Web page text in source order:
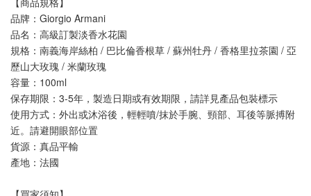
品牌：Giorgio Armani
品名：高級訂製淡香水花園
規格：南義海岸絲柏 / 巴比倫香根草 / 蘇州牡丹 / 香格里拉茶園 / 亞
歷山大玫瑰 / 米蘭玫瑰
容量：100ml
保存期限：3-5年，製造日期或有效期限，請詳見產品包裝標示
使用方式：外出或沐浴後，輕輕噴/抹於手腕、頸部、耳後等脈搏附
近。請避開眼部位置
貨源：真品平輸
產地：法國